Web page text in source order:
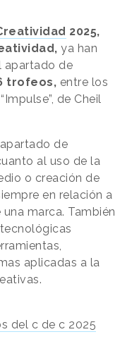
2025,
ya han
apartado de
trofeos, entre los
de Cheil
de
al uso de la
o creación de
en relación a
marca. También
aplicadas a la
del c de c 2025